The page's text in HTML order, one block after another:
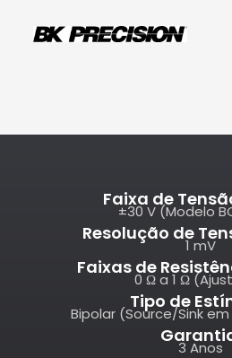
Faixa de
±30 V (Modelo
Resolução de
1 mV
Faixas de
0 Ω a 1 Ω
Tipo de
Bipolar (Source/Sink
3 Anos